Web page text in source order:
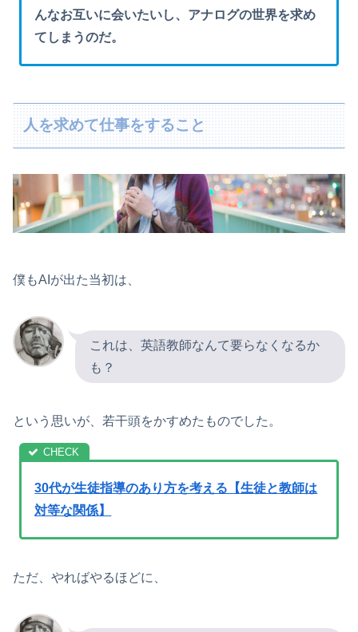
んなお互いに会いたいし、アナログの世界を求め
てしまうのだ。
人を求めて仕事をすること
僕もAIが出た当初は、
これは、英語教師なんて要らなくなるか
も？
という思いが、若干頭をかすめたものでした。
30代が生徒指導のあり方を考える【生徒と教師は
対等な関係】
ただ、やればやるほどに、